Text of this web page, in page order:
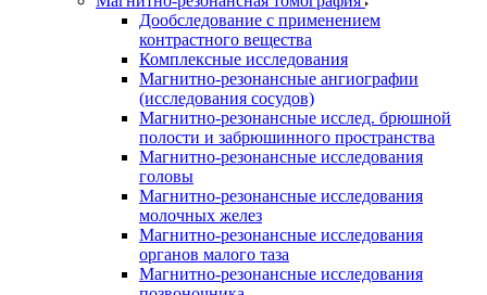
Дообследование с применением
контрастного вещества
Комплексные исследования
Магнитно-резонансные ангиографии
(исследования сосудов)
Магнитно-резонансные исслед. брюшной
полости и забрюшинного пространства
Магнитно-резонансные исследования
головы
Магнитно-резонансные исследования
молочных желез
Магнитно-резонансные исследования
органов малого таза
Магнитно-резонансные исследования